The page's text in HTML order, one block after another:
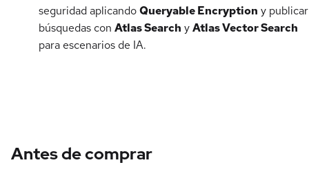
seguridad aplicandoQueryable Encryption y publicar
búsquedas con Atlas Search yAtlas Vector Search
para escenarios de IA.
Antes de comprar